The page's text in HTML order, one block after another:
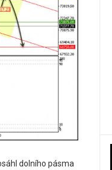
dolního pásma